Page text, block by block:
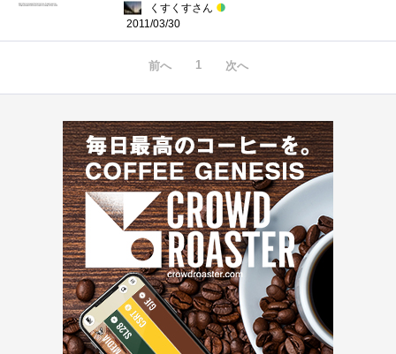
くすくすさん
2011/03/30
前へ 1 次へ